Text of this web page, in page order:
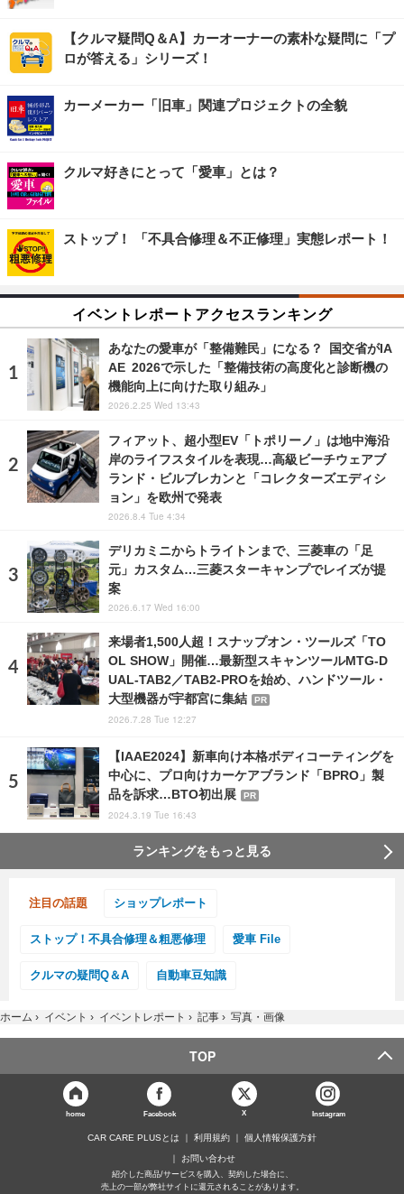
【クルマ疑問Q＆A】カーオーナーの素朴な疑問に「プ
ロが答える」シリーズ！
カーメーカー「旧車」関連プロジェクトの全貌
クルマ好きにとって「愛車」とは？
ストップ！ 「不具合修理＆不正修理」実態レポート！
イベントレポートアクセスランキング
あなたの愛車が「整備難民」になる？ 国交省がIA
AE 2026で示した「整備技術の高度化と診断機の
機能向上に向けた取り組み」
2026.2.25 Wed 13:43
フィアット、超小型EV「トポリーノ」は地中海沿
岸のライフスタイルを表現…高級ビーチウェアブ
ランド・ビルブレカンと「コレクターズエディシ
ョン」を欧州で発表
2026.8.4 Tue 4:34
デリカミニからトライトンまで、三菱車の「足
元」カスタム…三菱スターキャンプでレイズが提
案
2026.6.17 Wed 16:00
来場者1,500人超！スナップオン・ツールズ「TO
OL SHOW」開催…最新型スキャンツールMTG-D
UAL-TAB2／TAB2-PROを始め、ハンドツール・
大型機器が宇都宮に集結
PR
2026.7.28 Tue 12:27
【IAAE2024】新車向け本格ボディコーティングを
中心に、プロ向けカーケアブランド「BPRO」製
品を訴求…BTO初出展
PR
2024.3.19 Tue 16:43
ランキングをもっと見る
注目の話題 ショップレポート
ストップ！不具合修理＆粗悪修理 愛車 File
クルマの疑問Q＆A 自動車豆知識
ホーム › イベント › イベントレポート › 記事 › 写真・画像
TOP
home Facebook X Instagram
CAR CARE PLUSとは 利用規約 個人情報保護方針
お問い合わせ
紹介した商品/サービスを購入、契約した場合に、
売上の一部が弊社サイトに還元されることがあります。